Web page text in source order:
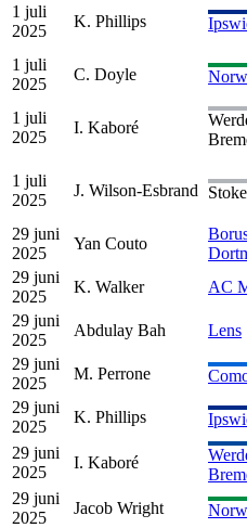
1 juli
2025
K. Phillips
1 juli
2025
C. Doyle
1 juli
2025
I. Kaboré
1 juli
2025
J. Wilson-Esbrand
29 juni
2025
Yan Couto
29 juni
2025
K. Walker AC
29 juni
2025
Abdulay Bah Lens
29 juni
2025
M. Perrone
29 juni
2025
K. Phillips
29 juni
2025
I. Kaboré
29 juni
2025
Jacob Wright